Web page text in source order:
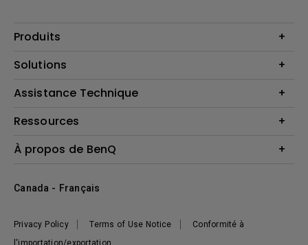
Produits
Vidéoprojecteurs
Éclairage
Haut-parleur
Solutions
Business Display
Assistance Technique
Contactez-nous
Recycling
Ressources
Centre de connaissances
À propos de BenQ
Développement durable
Privacy Policy
Terms of Use Notice
Conformité à
l'importation/exportation
Canada - Français